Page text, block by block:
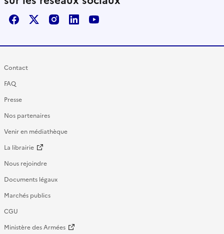
FacebookX / TwitterInstagram
LinkedInYoutube
Contact
FAQ
Presse
Nos partenaires
Venir en médiathèque
La librairie
Nous rejoindre
Documents légaux
Marchés publics
CGU
Ministère des Armées